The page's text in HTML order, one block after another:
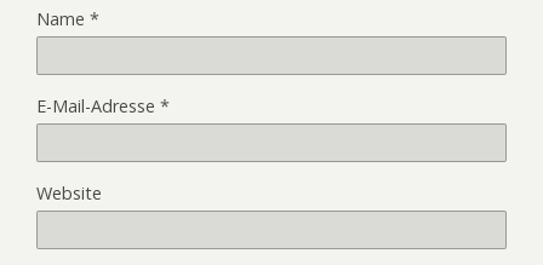
Name *
E-Mail-Adresse *
Website